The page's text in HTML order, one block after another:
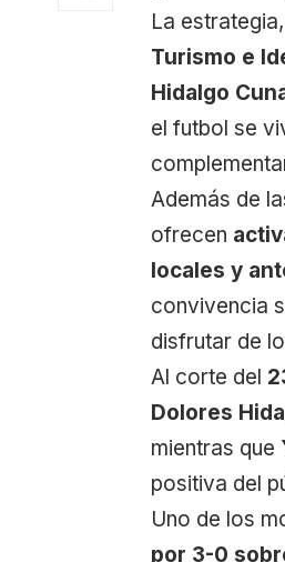
La
Turismo e
Hidalgo
el futbol se
Además de
ofrecen
locales y
convivencia
disfrutar de
Al corte del
Dolores
mientras que
positiva del
Uno de los
por 3-0